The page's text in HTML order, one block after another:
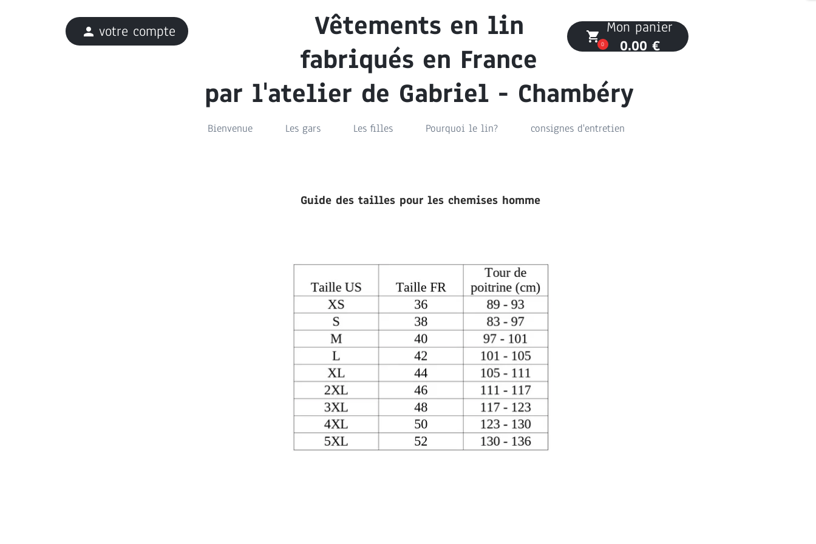
Bienvenue Les gars Les filles Pourquoi le lin? consignes d'entretien
Vêtements en lin
fabriqués en France
par l'atelier de Gabriel - Chambéry
local_grocery_store
0
Mon panier
0.00 €
person votre compte
Guide des tailles pour les chemises homme